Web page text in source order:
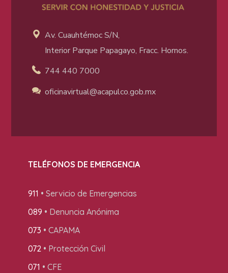
Av. Cuauhtémoc S/N,
Interior Parque Papagayo, Fracc. Hornos.
744 440 7000
oficinavirtual@acapulco.gob.mx
TELÉFONOS DE EMERGENCIA
911 • Servicio de Emergencias
089 • Denuncia Anónima
073 • CAPAMA
072• Protección Civil
071 • CFE